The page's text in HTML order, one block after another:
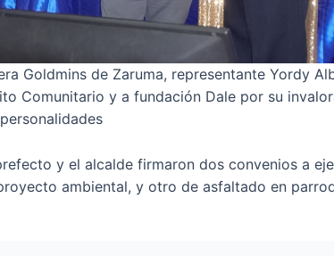
Goldmins de Zaruma, representante Yordy
Comunitario y a fundación Dale por su
y el alcalde firmaron dos convenios a
ambiental, y otro de asfaltado en